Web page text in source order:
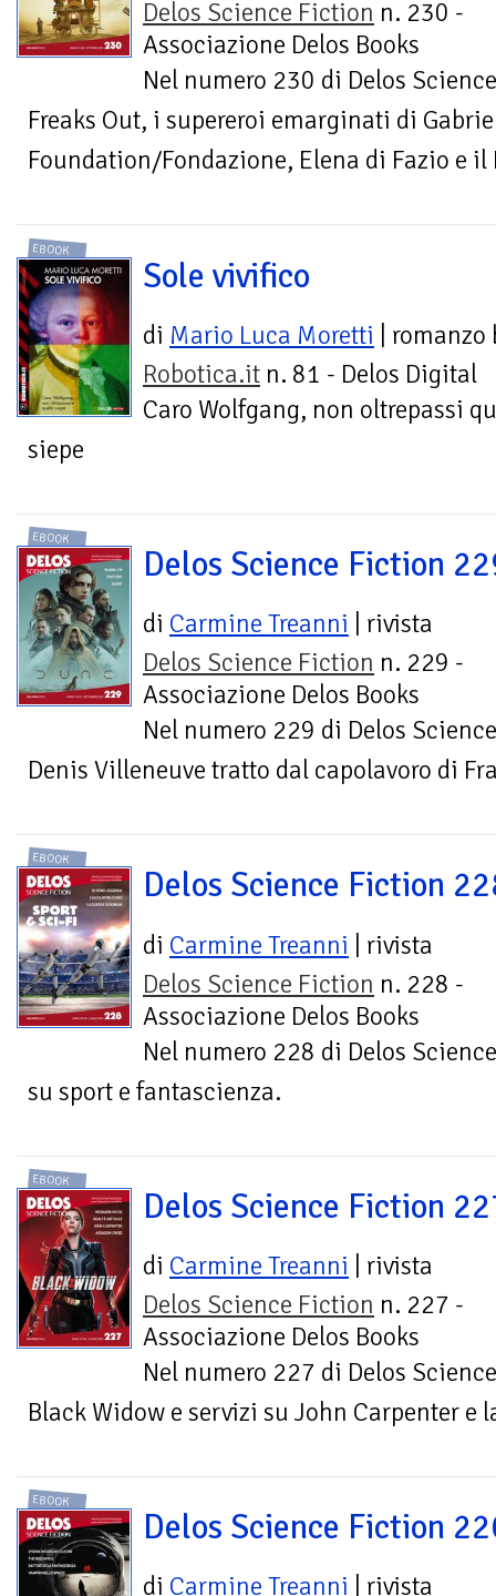
Delos Science Fiction n. 230 -
Associazione Delos Books
Nel numero 230 di Delos
Freaks Out, i supereroi emarginati di
Foundation/Fondazione, Elena di Fazio e
EBOOK
Sole vivifico
di Mario Luca Moretti | romanzo
Robotica.it n. 81 - Delos Digital
Caro Wolfgang, non oltrepassi
siepe
EBOOK
Delos Science Fiction
di Carmine Treanni | rivista
Delos Science Fiction n. 229 -
Associazione Delos Books
Nel numero 229 di Delos
Denis Villeneuve tratto dal capolavoro di
EBOOK
Delos Science Fiction
di Carmine Treanni | rivista
Delos Science Fiction n. 228 -
Associazione Delos Books
Nel numero 228 di Delos
su sport e fantascienza.
EBOOK
Delos Science Fiction
di Carmine Treanni | rivista
Delos Science Fiction n. 227 -
Associazione Delos Books
Nel numero 227 di Delos
Black Widow e servizi su John Carpenter e
EBOOK
Delos Science Fiction
di Carmine Treanni | rivista